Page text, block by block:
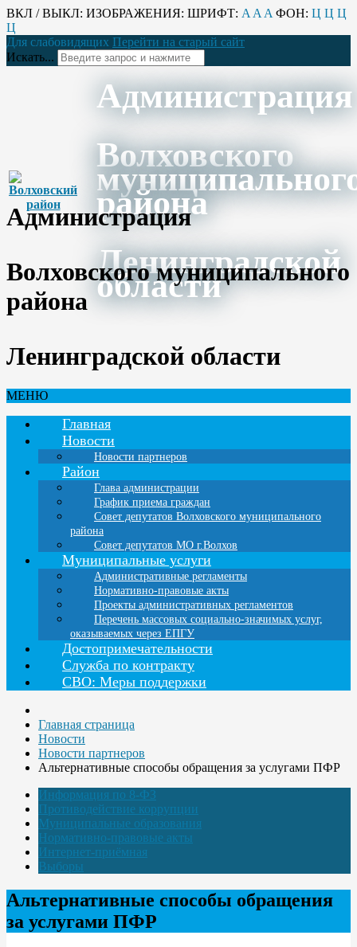
ВКЛ / ВЫКЛ: ИЗОБРАЖЕНИЯ: ШРИФТ: A A A ФОН: Ц Ц Ц
Ц
Для слабовидящих Перейти на старый сайт
Искать...
Администрация
Волховского
района
Ленинградской
области
Администрация
Волховского муниципального
района
Ленинградской области
МЕНЮ
Главная
Новости
Новости партнеров
Район
Глава администрации
График приема граждан
Совет депутатов Волховского муниципального
района
Совет депутатов МО г.Волхов
Муниципальные услуги
Административные регламенты
Нормативно-правовые акты
Проекты административных регламентов
Перечень массовых социально-значимых услуг,
оказываемых через ЕПГУ
Достопримечательности
Служба по контракту
СВО: Меры поддержки
Главная страница
Новости
Новости партнеров
Альтернативные способы обращения за услугами ПФР
Информация по 8-ФЗ
Противодействие коррупции
Муниципальные образования
Нормативно-правовые акты
Интернет-приёмная
Выборы
Альтернативные способы обращения
за услугами ПФР